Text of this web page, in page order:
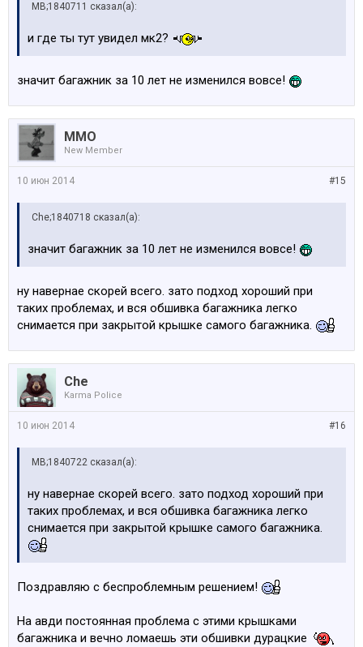
MB;1840711 сказал(а):
и где ты тут увидел мк2?
значит багажник за 10 лет не изменился вовсе!
MMO
New Member
#15
10 июн 2014
Che;1840718 сказал(а):
значит багажник за 10 лет не изменился вовсе!
ну навернае скорей всего. зато подход хороший при
таких проблемах, и вся обшивка багажника легко
снимается при закрытой крышке самого багажника.
Che
Karma Police
#16
10 июн 2014
MB;1840722 сказал(а):
ну навернае скорей всего. зато подход хороший при
таких проблемах, и вся обшивка багажника легко
снимается при закрытой крышке самого багажника.
Поздравляю с беспроблемным решением!
На авди постоянная проблема с этими крышками
багажника и вечно ломаешь эти обшивки дурацкие